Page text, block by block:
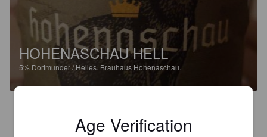
HOHENASCHAU HELL
5% Dortmunder / Helles. Brauhaus Hohenaschau.
Age Verification